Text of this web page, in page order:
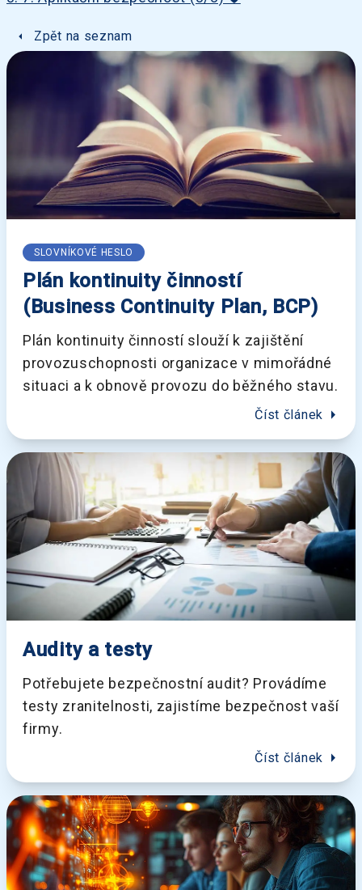
arrow_left Zpět na seznam
SLOVNÍKOVÉ HESLO
Plán kontinuity činností
(Business Continuity Plan, BCP)
Plán kontinuity činností slouží k zajištění
provozuschopnosti organizace v mimořádné
situaci a k obnově provozu do běžného stavu.
Číst článek arrow_right
Audity a testy
Potřebujete bezpečnostní audit? Provádíme
testy zranitelnosti, zajistíme bezpečnost vaší
firmy.
Číst článek arrow_right